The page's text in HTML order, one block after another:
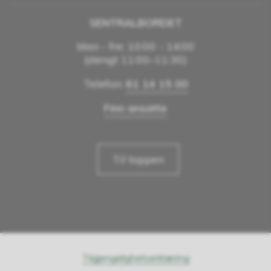
SENTRALBORDET
Man - fre: 10:00 - 14:00
(stengt 11:00–11:30)
Telefon: 61 14 15 00
Finn ansatte
Til toppen
Tilgjengelighetserklæring